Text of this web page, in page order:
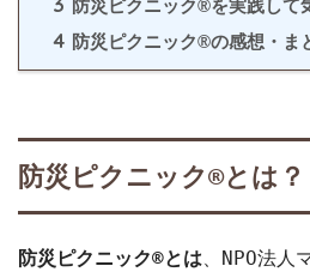
防災ピクニック®︎を実践して
4 防災ピクニック®︎の感想・ま
防災ピクニック®︎とは？
防災ピクニック®︎とは、NPO法人